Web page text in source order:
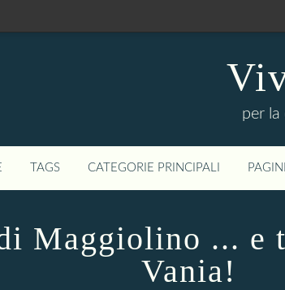
per la
TAGS CATEGORIE PRINCIPALI
Maggiolino ... e
Vania!